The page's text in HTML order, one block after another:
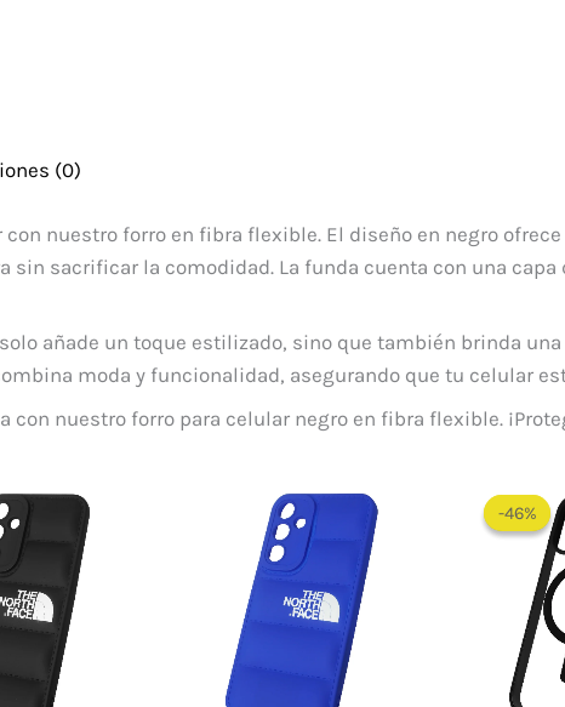
(0)
nuestro forro en fibra flexible. El diseño en negro
sacrificar la comodidad. La funda cuenta con una
añade un toque estilizado, sino que también brinda
moda y funcionalidad, asegurando que tu celular
nuestro forro para celular negro en fibra flexible.
precio
original
era:
$ 60.000.
-46%
-46%